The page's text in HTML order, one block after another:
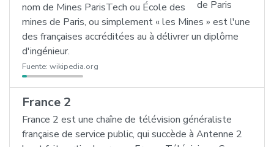
nom de Mines ParisTech ou École des
mines de Paris, ou simplement « les Mines » est l'une
des françaises accréditées au à délivrer un diplôme
d'ingénieur.
Fuente: wikipedia.org
France 2
France 2 est une chaîne de télévision généraliste
française de service public, qui succède à Antenne 2